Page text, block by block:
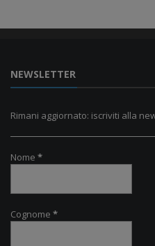
NEWSLETTER
Rimani aggiornato: iscriviti alla
Nome *
Cognome *